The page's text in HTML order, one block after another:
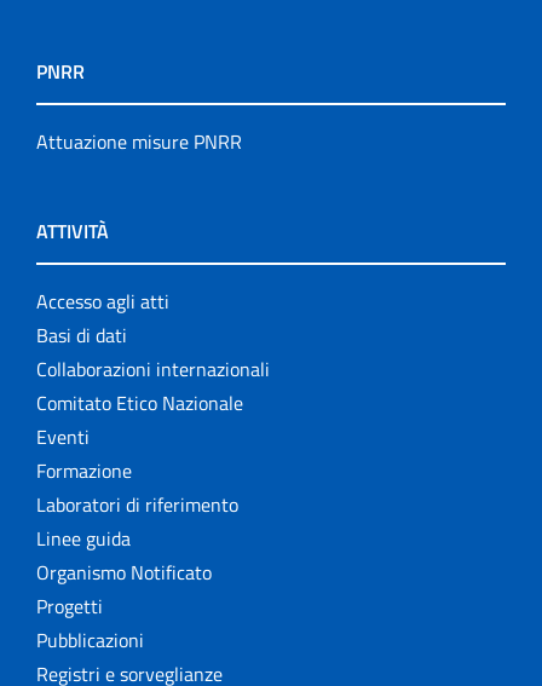
PNRR
Attuazione misure PNRR
ATTIVITÀ
Accesso agli atti
Basi di dati
Collaborazioni internazionali
Comitato Etico Nazionale
Eventi
Formazione
Laboratori di riferimento
Linee guida
Organismo Notificato
Progetti
Pubblicazioni
Registri e sorveglianze